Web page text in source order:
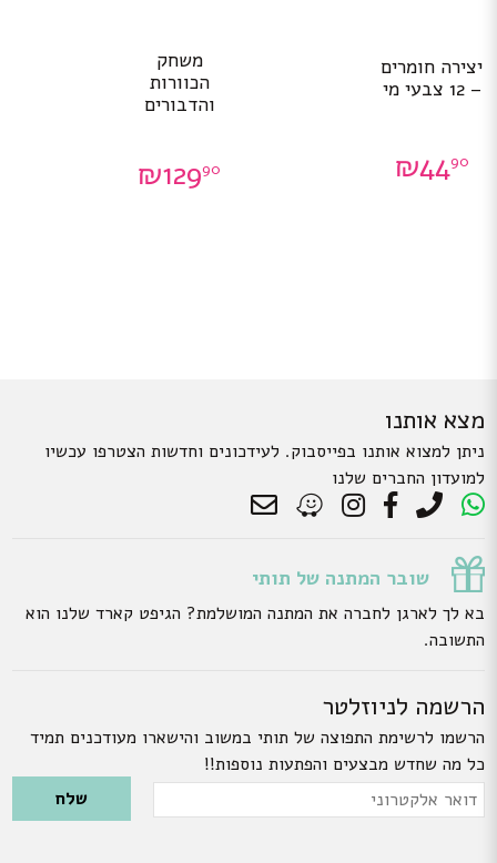
יצירה חומרים
– 12 צבעי מי
₪4490
משחק
הכוורות
והדבורים
₪12990
מצא אותנו
ניתן למצוא אותנו בפייסבוק. לעידכונים וחדשות הצטרפו עכשיו
למועדון החברים שלנו
שובר המתנה של תותי
בא לך לארגן לחברה את המתנה המושלמת? הגיפט קארד שלנו הוא
התשובה.
הרשמה לניוזלטר
הרשמו לרשימת התפוצה של תותי במשוב והישארו מעודכנים תמיד
כל מה שחדש מבצעים והפתעות נוספות!!
Please leave this field empty.
דואר